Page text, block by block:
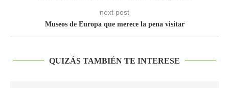
next post
Museos de Europa que merece la pena visitar
QUIZÁS TAMBIÉN TE INTERESE